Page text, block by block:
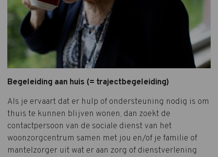
Begeleiding aan huis (= trajectbegeleiding)
Als je ervaart dat er hulp of ondersteuning nodig is om
thuis te kunnen blijven wonen, dan zoekt de
contactpersoon van de sociale dienst van het
woonzorgcentrum samen met jou en/of je familie of
mantelzorger uit wat er aan zorg of dienstverlening